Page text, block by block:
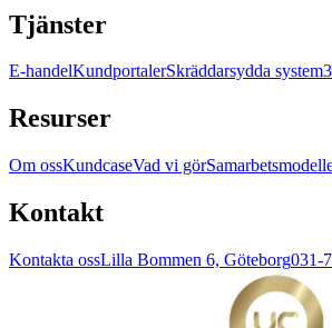
Tjänster
E-handelKundportalerSkräddarsydda system
Resurser
Om ossKundcaseVad vi gör
Kontakt
Kontakta ossLilla Bommen 6, Göteborg031-